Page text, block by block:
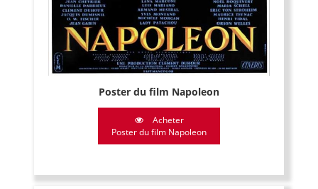
Poster du film Napoleon
Acheter
Poster du film Napoleon